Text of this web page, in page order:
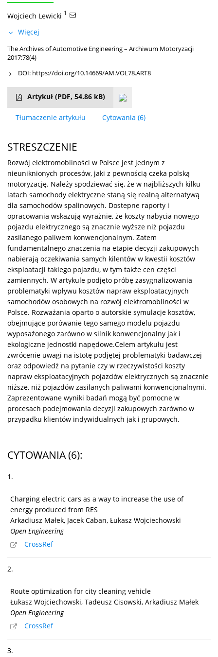
Wojciech Lewicki 1
Więcej
The Archives of Automotive Engineering – Archiwum Motoryzacji
2017;78(4)
DOI: https://doi.org/10.14669/AM.VOL78.ART8
Artykuł (PDF, 54.86 kB)
Tłumaczenie artykułu Cytowania (6)
STRESZCZENIE
Rozwój elektromobliności w Polsce jest jednym z
nieuniknionych procesów, jaki z pewnością czeka polską
motoryzację. Należy spodziewać się, że w najbliższych kilku
latach samochody elektryczne staną się realną alternatywą
dla samochodów spalinowych. Dostepne raporty i
opracowania wskazują wyrażnie, że koszty nabycia nowego
pojazdu elektrycznego są znacznie wyższe niż pojazdu
zasilanego paliwem konwencjonalnym. Zatem
fundamentalnego znaczenia na etapie decyzji zakupowych
nabierają oczekiwania samych kilentów w kwestii kosztów
eksploatacji takiego pojazdu, w tym także cen części
zamiennych. W artykule podjęto próbę zasygnalizowania
problematyki wpływu kosztów napraw eksploatacyjnych
samochodów osobowych na rozwój elektromobliności w
Polsce. Rozważania oparto o autorskie symulacje kosztów,
obejmujące porówanie tego samego modelu pojazdu
wyposażonego zarówno w silnik konwencjonalny jak i
ekologiczne jednostki napędowe.Celem artykułu jest
zwrócenie uwagi na istotę podjętej problematyki badawczej
oraz odpowiedż na pytanie czy w rzeczywistości koszty
napraw eksploatacyjnych pojazdów elektrycznych są znacznie
niższe, niż pojazdów zasilanych paliwami konwencjonalnymi.
Zaprezentowane wyniki badań mogą być pomocne w
procesach podejmowania decyzji zakupowych zarówno w
przypadku klientów indywidualnych jak i grupowych.
CYTOWANIA(6):
1.
Charging electric cars as a way to increase the use of
energy produced from RES
Arkadiusz Małek, Jacek Caban, Łukasz Wojciechowski
Open Engineering
CrossRef
2.
Route optimization for city cleaning vehicle
Łukasz Wojciechowski, Tadeusz Cisowski, Arkadiusz Małek
Open Engineering
CrossRef
3.